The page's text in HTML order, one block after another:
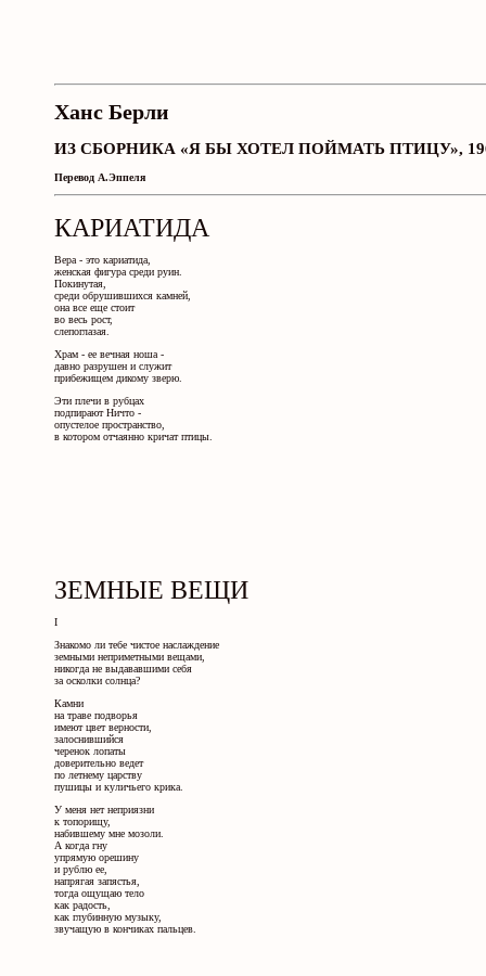
Ханс Берли
ИЗ СБОРНИКА «Я БЫ ХОТЕЛ ПОЙМАТЬ ПТИЦУ»,
Перевод А.Эппеля
КАРИАТИДА
Вера - это кариатида,
женская фигура среди руин.
Покинутая,
среди обрушившихся камней,
она все еще стоит
во весь рост,
слепоглазая.
Храм - ее вечная ноша -
давно разрушен и служит
прибежищем дикому зверю.
Эти плечи в рубцах
подпирают Ничто -
опустелое пространство,
в котором отчаянно кричат птицы.
ЗЕМНЫЕ ВЕЩИ
I
Знакомо ли тебе чистое наслаждение
земными неприметными вещами,
никогда не выдававшими себя
за осколки солнца?
Камни
на траве подворья
имеют цвет верности,
залоснившийся
черенок лопаты
доверительно ведет
по летнему царству
пушицы и куличьего крика.
У меня нет неприязни
к топорищу,
набившему мне мозоли.
А когда гну
упрямую орешину
и рублю ее,
напрягая запястья,
тогда ощущаю тело
как радость,
как глубинную музыку,
звучащую в кончиках пальцев.